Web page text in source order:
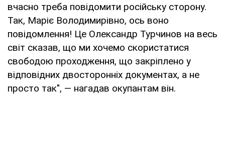
вчасно треба повідомити російську сторону.
Так, Маріє Володимирівно, ось воно
повідомлення! Це Олександр Турчинов на весь
світ сказав, що ми хочемо скористатися
свободою проходження, що закріплено у
відповідних двосторонніх документах, а не
просто так", — нагадав окупантам він.